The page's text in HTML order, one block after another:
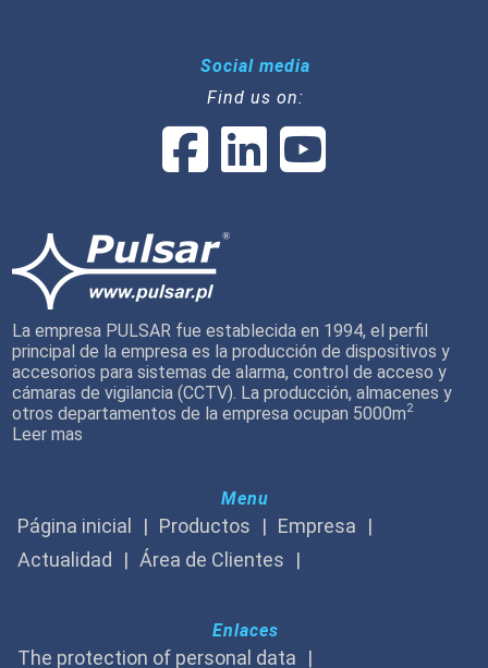
Social media
Find us on:
La empresa PULSAR fue establecida en 1994, el perfil
principal de la empresa es la producción de dispositivos y
accesorios para sistemas de alarma, control de acceso y
cámaras de vigilancia (CCTV). La producción, almacenes y
otros departamentos de la empresa ocupan 5000m2
Leer mas
Menu
Página inicial Productos
Empresa
Actualidad
Área de Clientes
Enlaces
The protection of personal data